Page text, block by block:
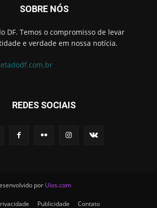
SOBRE NÓS
DF. Temos o compromisso de levar
e verdade em nossa notícia.
REDES SOCIAIS
por Uios.com
Publicidade Contato